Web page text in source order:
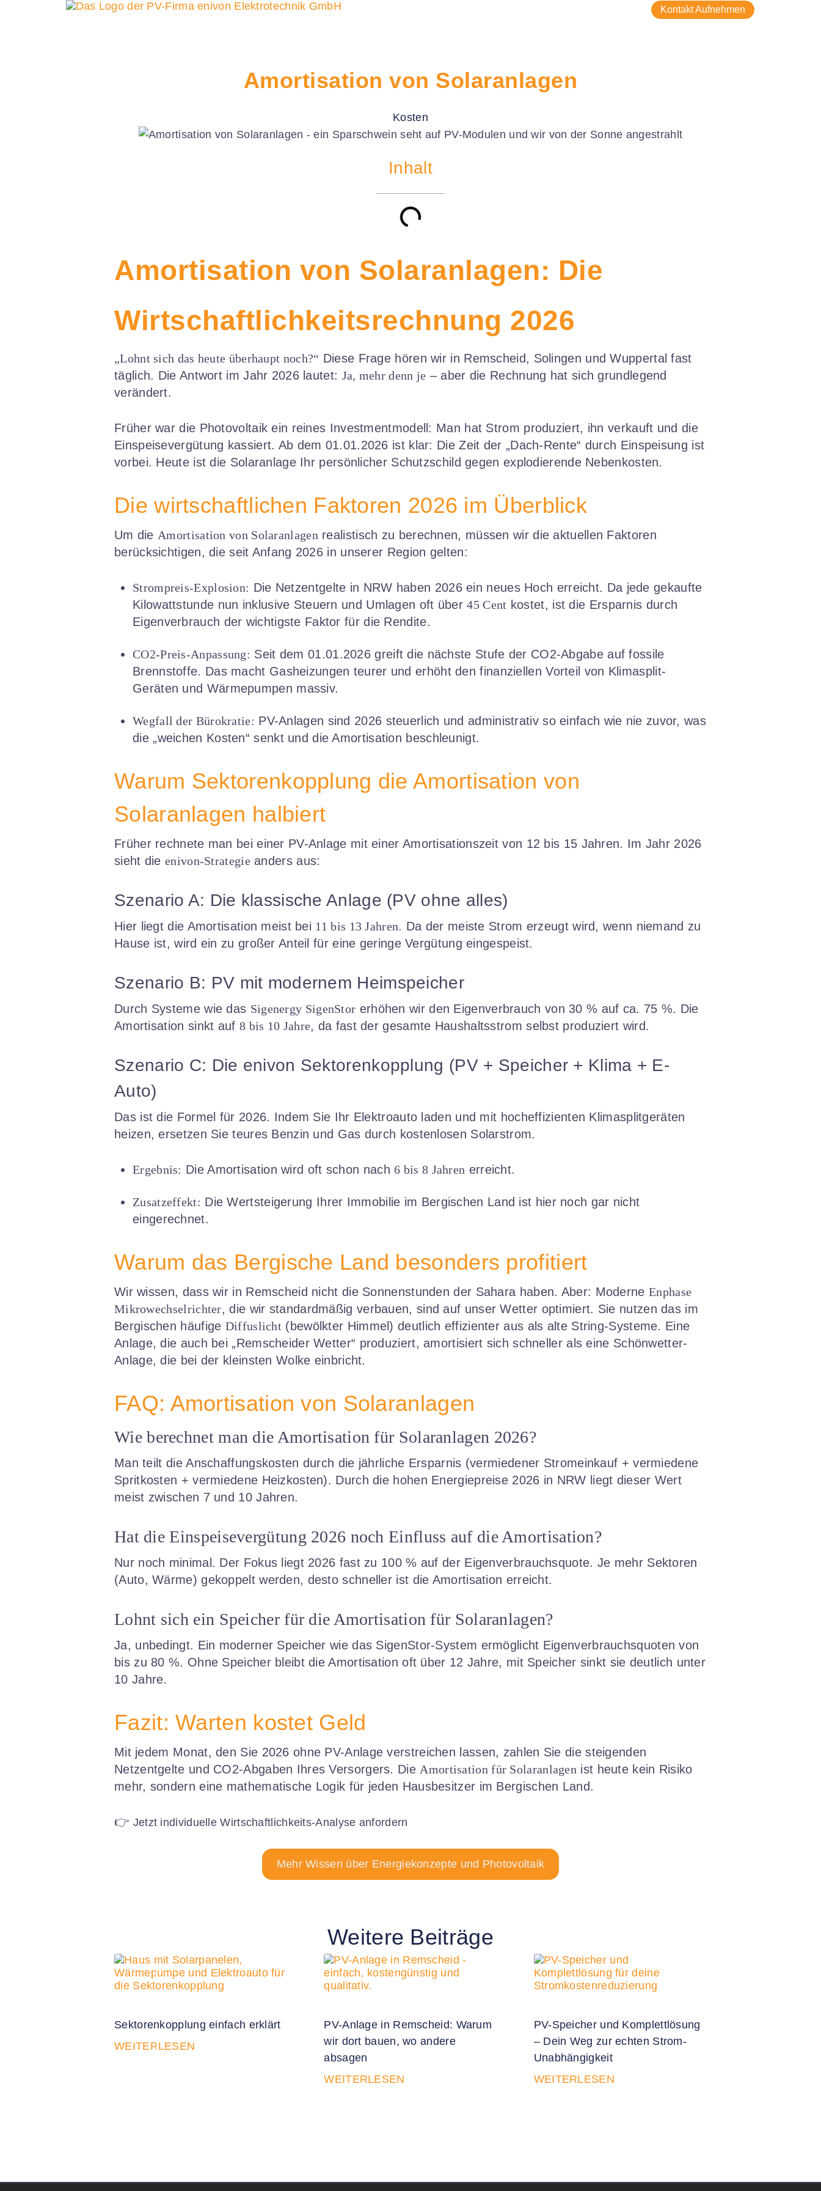
Kontakt Aufnehmen
Amortisation von Solaranlagen
Kosten
Inhalt
Amortisation von Solaranlagen: Die
Wirtschaftlichkeitsrechnung 2026
„Lohnt sich das heute überhaupt noch?“ Diese Frage hören wir in Remscheid, Solingen und Wuppertal fast
täglich. Die Antwort im Jahr 2026 lautet: Ja, mehr denn je – aber die Rechnung hat sich grundlegend
verändert.
Früher war die Photovoltaik ein reines Investmentmodell: Man hat Strom produziert, ihn verkauft und die
Einspeisevergütung kassiert. Ab dem 01.01.2026 ist klar: Die Zeit der „Dach-Rente“ durch Einspeisung ist
vorbei. Heute ist die Solaranlage Ihr persönlicher Schutzschild gegen explodierende Nebenkosten.
Die wirtschaftlichen Faktoren 2026 im Überblick
Um die Amortisation von Solaranlagen realistisch zu berechnen, müssen wir die aktuellen Faktoren
berücksichtigen, die seit Anfang 2026 in unserer Region gelten:
Strompreis-Explosion: Die Netzentgelte in NRW haben 2026 ein neues Hoch erreicht. Da jede gekaufte
Kilowattstunde nun inklusive Steuern und Umlagen oft über45 Cent kostet, ist die Ersparnis durch
Eigenverbrauch der wichtigste Faktor für die Rendite.
CO2-Preis-Anpassung: Seit dem 01.01.2026 greift die nächste Stufe der CO2-Abgabe auf fossile
Brennstoffe. Das macht Gasheizungen teurer und erhöht den finanziellen Vorteil von Klimasplit-
Geräten und Wärmepumpen massiv.
Wegfall der Bürokratie: PV-Anlagen sind 2026 steuerlich und administrativ so einfach wie nie zuvor, was
die „weichen Kosten“ senkt und die Amortisation beschleunigt.
Warum Sektorenkopplung die Amortisation von
Solaranlagen halbiert
Früher rechnete man bei einer PV-Anlage mit einer Amortisationszeit von 12 bis 15 Jahren. Im Jahr 2026
sieht dieenivon-Strategieanders aus:
Szenario A: Die klassische Anlage (PV ohne alles)
Hier liegt die Amortisation meist bei 11 bis 13 Jahren. Da der meiste Strom erzeugt wird, wenn niemand zu
Hause ist, wird ein zu großer Anteil für eine geringe Vergütung eingespeist.
Szenario B: PV mit modernem Heimspeicher
Durch Systeme wie das Sigenergy SigenStor erhöhen wir den Eigenverbrauch von 30 % auf ca. 75 %. Die
Amortisation sinkt auf 8 bis 10 Jahre, da fast der gesamte Haushaltsstrom selbst produziert wird.
Szenario C: Die enivon Sektorenkopplung (PV + Speicher + Klima + E-
Auto)
Das ist die Formel für 2026. Indem Sie Ihr Elektroauto laden und mit hocheffizienten Klimasplitgeräten
heizen, ersetzen Sie teures Benzin und Gas durch kostenlosen Solarstrom.
Ergebnis: Die Amortisation wird oft schon nach 6 bis 8 Jahren erreicht.
Zusatzeffekt: Die Wertsteigerung Ihrer Immobilie im Bergischen Land ist hier noch gar nicht
eingerechnet.
Warum das Bergische Land besonders profitiert
Wir wissen, dass wir in Remscheid nicht die Sonnenstunden der Sahara haben. Aber: Moderne Enphase
Mikrowechselrichter, die wir standardmäßig verbauen, sind auf unser Wetter optimiert. Sie nutzen das im
Bergischen häufige Diffuslicht (bewölkter Himmel) deutlich effizienter aus als alte String-Systeme. Eine
Anlage, die auch bei „Remscheider Wetter“ produziert, amortisiert sich schneller als eine Schönwetter-
Anlage, die bei der kleinsten Wolke einbricht.
FAQ: Amortisation von Solaranlagen
Wie berechnet man die Amortisation für Solaranlagen 2026?
Man teilt die Anschaffungskosten durch die jährliche Ersparnis (vermiedener Stromeinkauf + vermiedene
Spritkosten + vermiedene Heizkosten). Durch die hohen Energiepreise 2026 in NRW liegt dieser Wert
meist zwischen 7 und 10 Jahren.
Hat die Einspeisevergütung 2026 noch Einfluss auf die Amortisation?
Nur noch minimal. Der Fokus liegt 2026 fast zu 100 % auf der Eigenverbrauchsquote. Je mehr Sektoren
(Auto, Wärme) gekoppelt werden, desto schneller ist die Amortisation erreicht.
Lohnt sich ein Speicher für die Amortisation für Solaranlagen?
Ja, unbedingt. Ein moderner Speicher wie das SigenStor-System ermöglicht Eigenverbrauchsquoten von
bis zu 80 %. Ohne Speicher bleibt die Amortisation oft über 12 Jahre, mit Speicher sinkt sie deutlich unter
10 Jahre.
Fazit: Warten kostet Geld
Mit jedem Monat, den Sie 2026 ohne PV-Anlage verstreichen lassen, zahlen Sie die steigenden
Netzentgelte und CO2-Abgaben Ihres Versorgers. Die Amortisation für Solaranlagen ist heute kein Risiko
mehr, sondern eine mathematische Logik für jeden Hausbesitzer im Bergischen Land.
👉 Jetzt individuelle Wirtschaftlichkeits-Analyse anfordern
Mehr Wissen über Energiekonzepte und Photovoltaik
Weitere Beiträge
Sektorenkopplung einfach erklärt
WEITERLESEN
PV-Anlage in Remscheid: Warum
wir dort bauen, wo andere
absagen
WEITERLESEN
PV-Speicher und Komplettlösung
– Dein Weg zur echten Strom-
Unabhängigkeit
WEITERLESEN